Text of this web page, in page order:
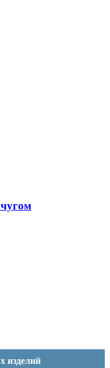
изделий